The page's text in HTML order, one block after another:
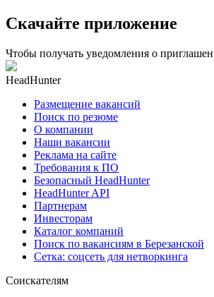
Скачайте приложение
Чтобы получать уведомления о
HeadHunter
Размещение вакансий
Поиск по резюме
О компании
Наши вакансии
Реклама на сайте
Требования к ПО
Безопасный HeadHunter
HeadHunter API
Партнерам
Инвесторам
Каталог компаний
Поиск по вакансиям в Березанской
Сетка: соцсеть для нетворкинга
Соискателям